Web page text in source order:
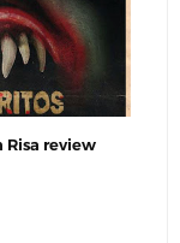
Risa review